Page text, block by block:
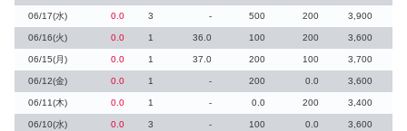
06/17(水) 0.0 3 - 500 200 3,900
06/16(火) 0.0 1 36.0 100 200 3,600
06/15(月) 0.0 1 37.0 200 100 3,700
06/12(金) 0.0 1 - 200 0.0 3,600
06/11(木) 0.0 1 - 0.0 200 3,400
06/10(水) 0.0 3 - 100 0.0 3,600